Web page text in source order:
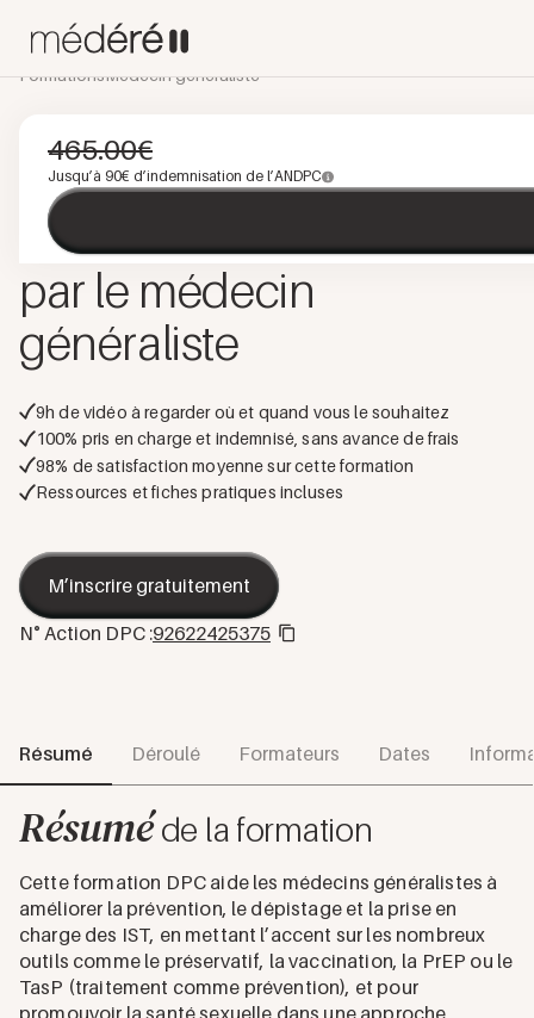
FormationsMédecin généraliste
Prévention, dépistage et
prise en charge desIST
par le médecin
généraliste
9h de vidéo à regarder où et quand vous le souhaitez
100% pris en charge et indemnisé, sans avance de frais
98% de satisfaction moyenne sur cette formation
Ressources et fiches pratiques incluses
M’inscrire gratuitement
N° Action DPC :92622425375
Résumé Déroulé Formateurs Dates
Résuméde la formation
Cette formation DPC aide les médecins généralistes à
améliorer la prévention, le dépistage et la prise en
charge des IST, en mettant l’accent sur les nombreux
outils comme le préservatif, la vaccination, la PrEP ou le
TasP (traitement comme prévention), et pour
promouvoir la santé sexuelle dans une approche
465.00€
Jusqu’à 90€ d’indemnisation de l’ANDPC